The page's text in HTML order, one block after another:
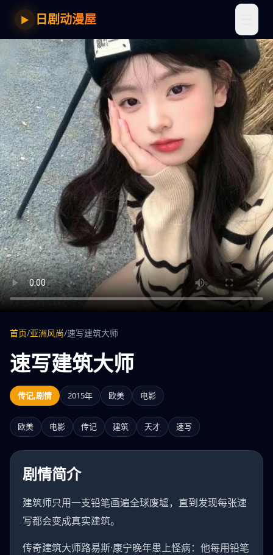
▶ 日剧动漫屋
首页/亚洲风尚/速写建筑大师
速写建筑大师
传记,剧情 2015年 欧美 电影
欧美 电影 传记 建筑 天才 速写
剧情简介
建筑师只用一支铅笔画遍全球废墟，直到发现每张速
写都会变成真实建筑。
传奇建筑大师路易斯·康宁晚年患上怪病：他每用铅笔